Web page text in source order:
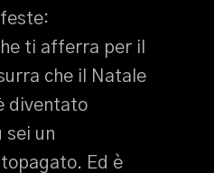
ti afferra per il
che il Natale
diventato
sei un
Ed è